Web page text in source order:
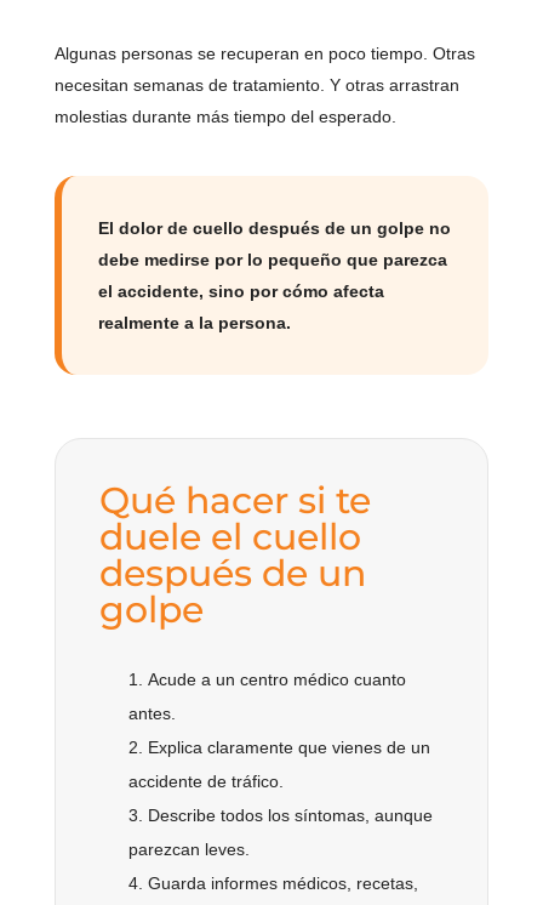
Algunas personas se recuperan en poco tiempo. Otras
necesitan semanas de tratamiento. Y otras arrastran
molestias durante más tiempo del esperado.
El dolor de cuello después de un golpe no
debe medirse por lo pequeño que parezca
el accidente, sino por cómo afecta
realmente a la persona.
Qué hacer si te
duele el cuello
después de un
golpe
Acude a un centro médico cuanto
antes.
Explica claramente que vienes de un
accidente de tráfico.
Describe todos los síntomas, aunque
parezcan leves.
Guarda informes médicos, recetas,